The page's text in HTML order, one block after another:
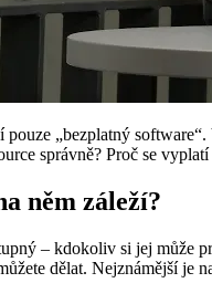
„bezplatný
správně? Proč se
něm záleží?
– kdokoliv si jej může
dělat. Nejznámější